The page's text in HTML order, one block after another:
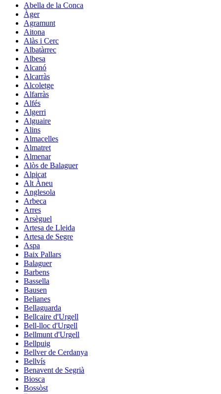
Abella de la Conca
Àger
Agramunt
Aitona
Alàs i Cerc
Albatàrrec
Albesa
Alcanó
Alcarràs
Alcoletge
Alfarràs
Alfés
Algerri
Alguaire
Alins
Almacelles
Almatret
Almenar
Alòs de Balaguer
Alpicat
Alt Àneu
Anglesola
Arbeca
Arres
Arsèguel
Artesa de Lleida
Artesa de Segre
Aspa
Baix Pallars
Balaguer
Barbens
Bassella
Bausen
Belianes
Bellaguarda
Bellcaire d'Urgell
Bell-lloc d'Urgell
Bellmunt d'Urgell
Bellpuig
Bellver de Cerdanya
Bellvís
Benavent de Segrià
Biosca
Bossòst